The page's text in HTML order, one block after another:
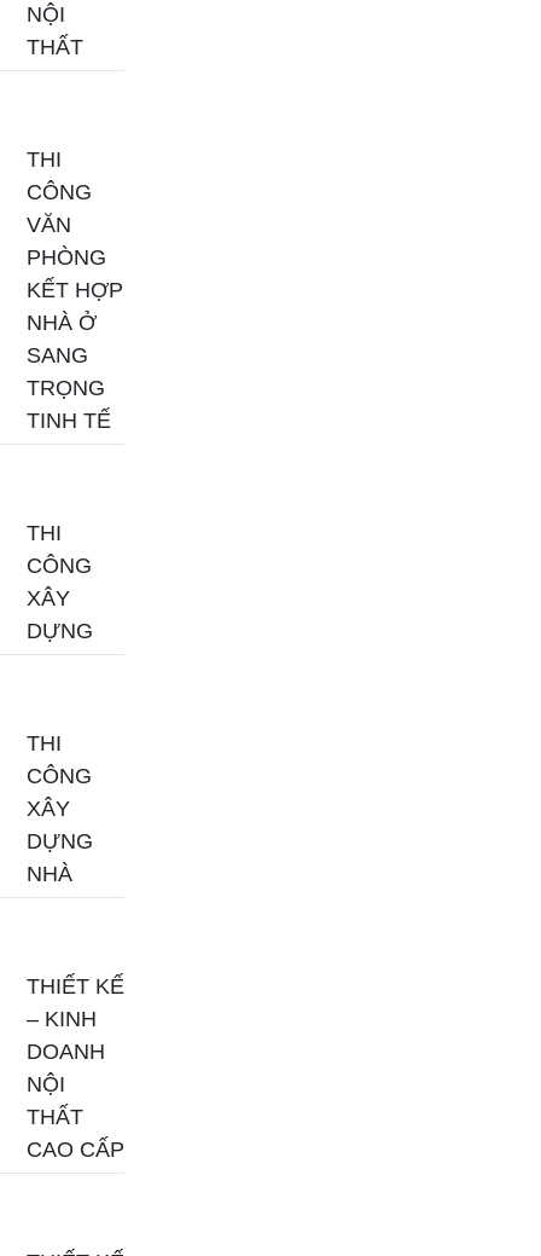
NỘI
THẤT
THI
CÔNG
VĂN
PHÒNG
KẾT HỢP
NHÀ Ở
SANG
TRỌNG
TINH TẾ
THI
CÔNG
XÂY
DỰNG
THI
CÔNG
XÂY
DỰNG
NHÀ
THIẾT KẾ
– KINH
DOANH
NỘI
THẤT
CAO CẤP